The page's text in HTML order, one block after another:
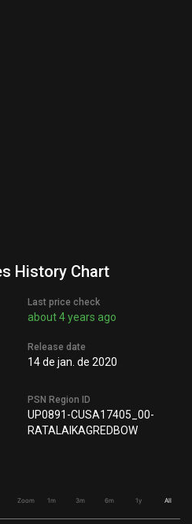
History Chart
Last price check
about 4 years ago
Release date
14 de jan. de 2020
PSN Region ID
UP0891-CUSA17405_00-
RATALAIKAGREDBOW
Zoom 1m 3m 6m 1y All